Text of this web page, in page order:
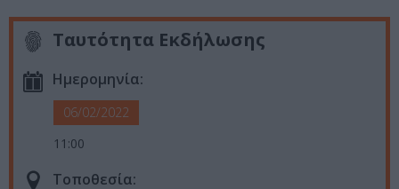
Ταυτότητα Εκδήλωσης
Ημερομηνία:
06/02/2022
11:00
Τοποθεσία: